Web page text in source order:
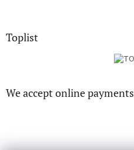
Toplist
We accept online payments